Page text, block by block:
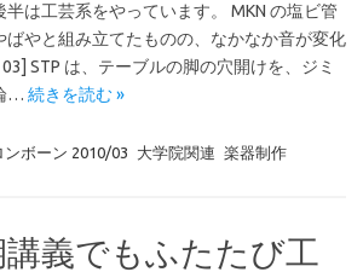
は工芸系をやっています。 MKN の塩ビ管
ばやと組み立てたものの、なかなか音が変化
STP は、テーブルの脚の穴開けを、ジミ
… 続きを読む »
ボーン 2010/03 大学院関連 楽器制作
義でもふたたび工